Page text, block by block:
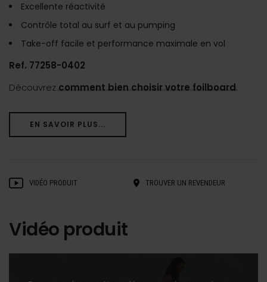
Excellente réactivité
Contrôle total au surf et au pumping
Take-off facile et performance maximale en vol
Ref. 77258-0402
Découvrez comment bien choisir votre foilboard.
EN SAVOIR PLUS...
VIDÉO PRODUIT TROUVER UN REVENDEUR
Vidéo produit